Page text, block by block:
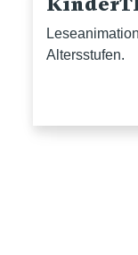
Altersstufen.